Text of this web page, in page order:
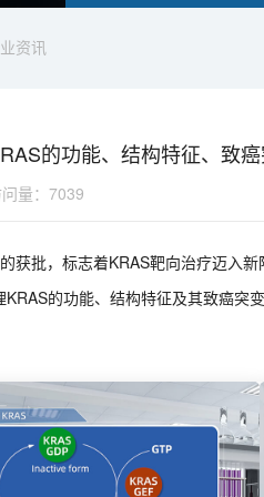
资讯
的功能、结构特征、致
量：7039
获批，标志着KRAS靶向治疗迈入
的功能、结构特征及其致癌突